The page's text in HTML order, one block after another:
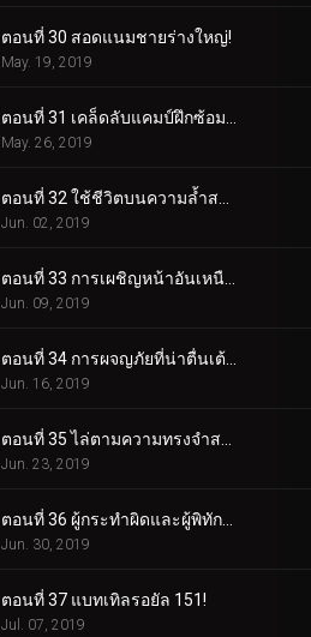
ตอนที่ 30 สอดแนมชายร่างใหญ่!
May. 19, 2019
May. 26, 2019
Jun. 02, 2019
Jun. 09, 2019
Jun. 16, 2019
Jun. 23, 2019
Jun. 30, 2019
ตอนที่ 37 แบทเทิลรอยัล 151!
Jul. 07, 2019